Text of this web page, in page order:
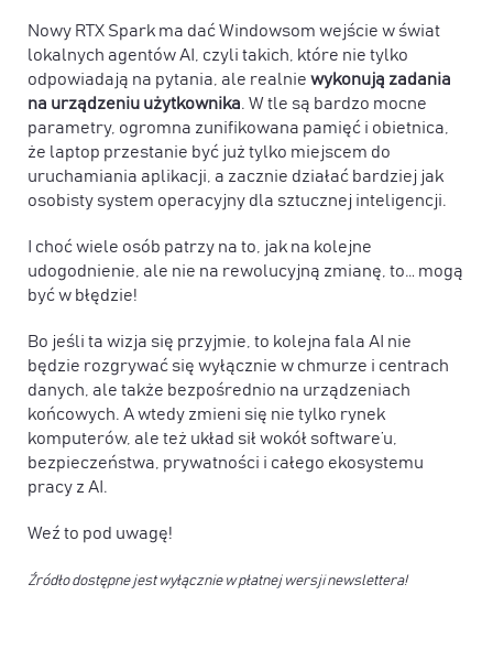
Nowy RTX Spark ma dać Windowsom wejście w świat
lokalnych agentów AI, czyli takich, które nie tylko
odpowiadają na pytania, ale realnie wykonują zadania
na urządzeniu użytkownika. W tle są bardzo mocne
parametry, ogromna zunifikowana pamięć i obietnica,
że laptop przestanie być już tylko miejscem do
uruchamiania aplikacji, a zacznie działać bardziej jak
osobisty system operacyjny dla sztucznej inteligencji.
I choć wiele osób patrzy na to, jak na kolejne
udogodnienie, ale nie na rewolucyjną zmianę, to… mogą
być w błędzie!
Bo jeśli ta wizja się przyjmie, to kolejna fala AI nie
będzie rozgrywać się wyłącznie w chmurze i centrach
danych, ale także bezpośrednio na urządzeniach
końcowych. A wtedy zmieni się nie tylko rynek
komputerów, ale też układ sił wokół software’u,
bezpieczeństwa, prywatności i całego ekosystemu
pracy z AI.
Weź to pod uwagę!
Źródło dostępne jest wyłącznie w płatnej wersji newslettera!